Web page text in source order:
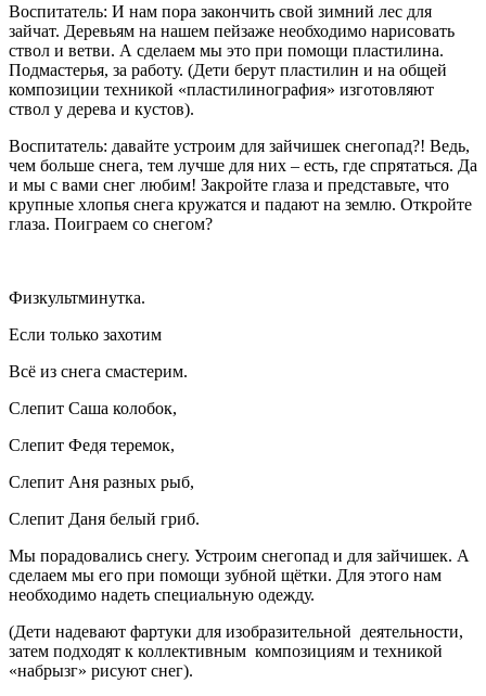
Воспитатель: И нам пора закончить свой зимний лес для
зайчат. Деревьям на нашем пейзаже необходимо нарисовать
ствол и ветви. А сделаем мы это при помощи пластилина.
Подмастерья, за работу. (Дети берут пластилин и на общей
композиции техникой «пластилинография» изготовляют
ствол у дерева и кустов).
Воспитатель: давайте устроим для зайчишек снегопад?! Ведь,
чем больше снега, тем лучше для них – есть, где спрятаться. Да
и мы с вами снег любим! Закройте глаза и представьте, что
крупные хлопья снега кружатся и падают на землю. Откройте
глаза. Поиграем со снегом?
Физкультминутка.
Если только захотим
Всё из снега смастерим.
Слепит Саша колобок,
Слепит Федя теремок,
Слепит Аня разных рыб,
Слепит Даня белый гриб.
Мы порадовались снегу. Устроим снегопад и для зайчишек. А
сделаем мы его при помощи зубной щётки. Для этого нам
необходимо надеть специальную одежду.
(Дети надевают фартуки для изобразительной деятельности,
затем подходят к коллективным композициям и техникой
«набрызг» рисуют снег).